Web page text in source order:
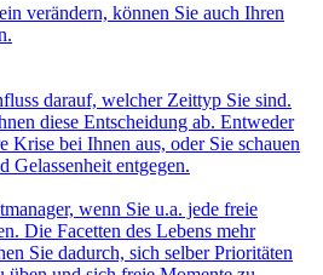
verändern, können Sie auch Ihren
darauf, welcher Zeittyp Sie sind.
diese Entscheidung ab. Entweder
Krise bei Ihnen aus, oder Sie schauen
Gelassenheit entgegen.
wenn Sie u.a. jede freie
Die Facetten des Lebens mehr
Sie dadurch, sich selber Prioritäten